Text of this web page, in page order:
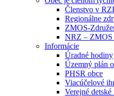
Členstvo v
Regionálne
ZMOS-
NRZ – ZMOS
Informácie
Úradné hodiny
Územný plán
PHSR obce
Viacúčelové
Verejné